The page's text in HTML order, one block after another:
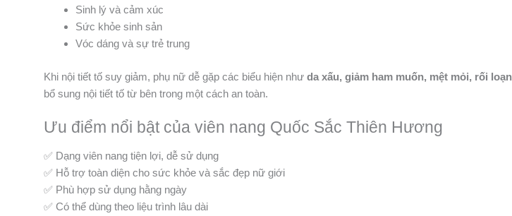
Sinh lý và cảm xúc
Sức khỏe sinh sản
Vóc dáng và sự trẻ trung
Khi nội tiết tố suy giảm, phụ nữ dễ gặp các biểu hiện như da xấu, giảm ham muốn, mệt mỏi, rối
bổ sung nội tiết tố từ bên trong một cách an toàn.
Ưu điểm nổi bật của viên nang Quốc Sắc Thiên Hương
✅ Dạng viên nang tiện lợi, dễ sử dụng
✅ Hỗ trợ toàn diện cho sức khỏe và sắc đẹp nữ giới
✅ Phù hợp sử dụng hằng ngày
✅ Có thể dùng theo liệu trình lâu dài